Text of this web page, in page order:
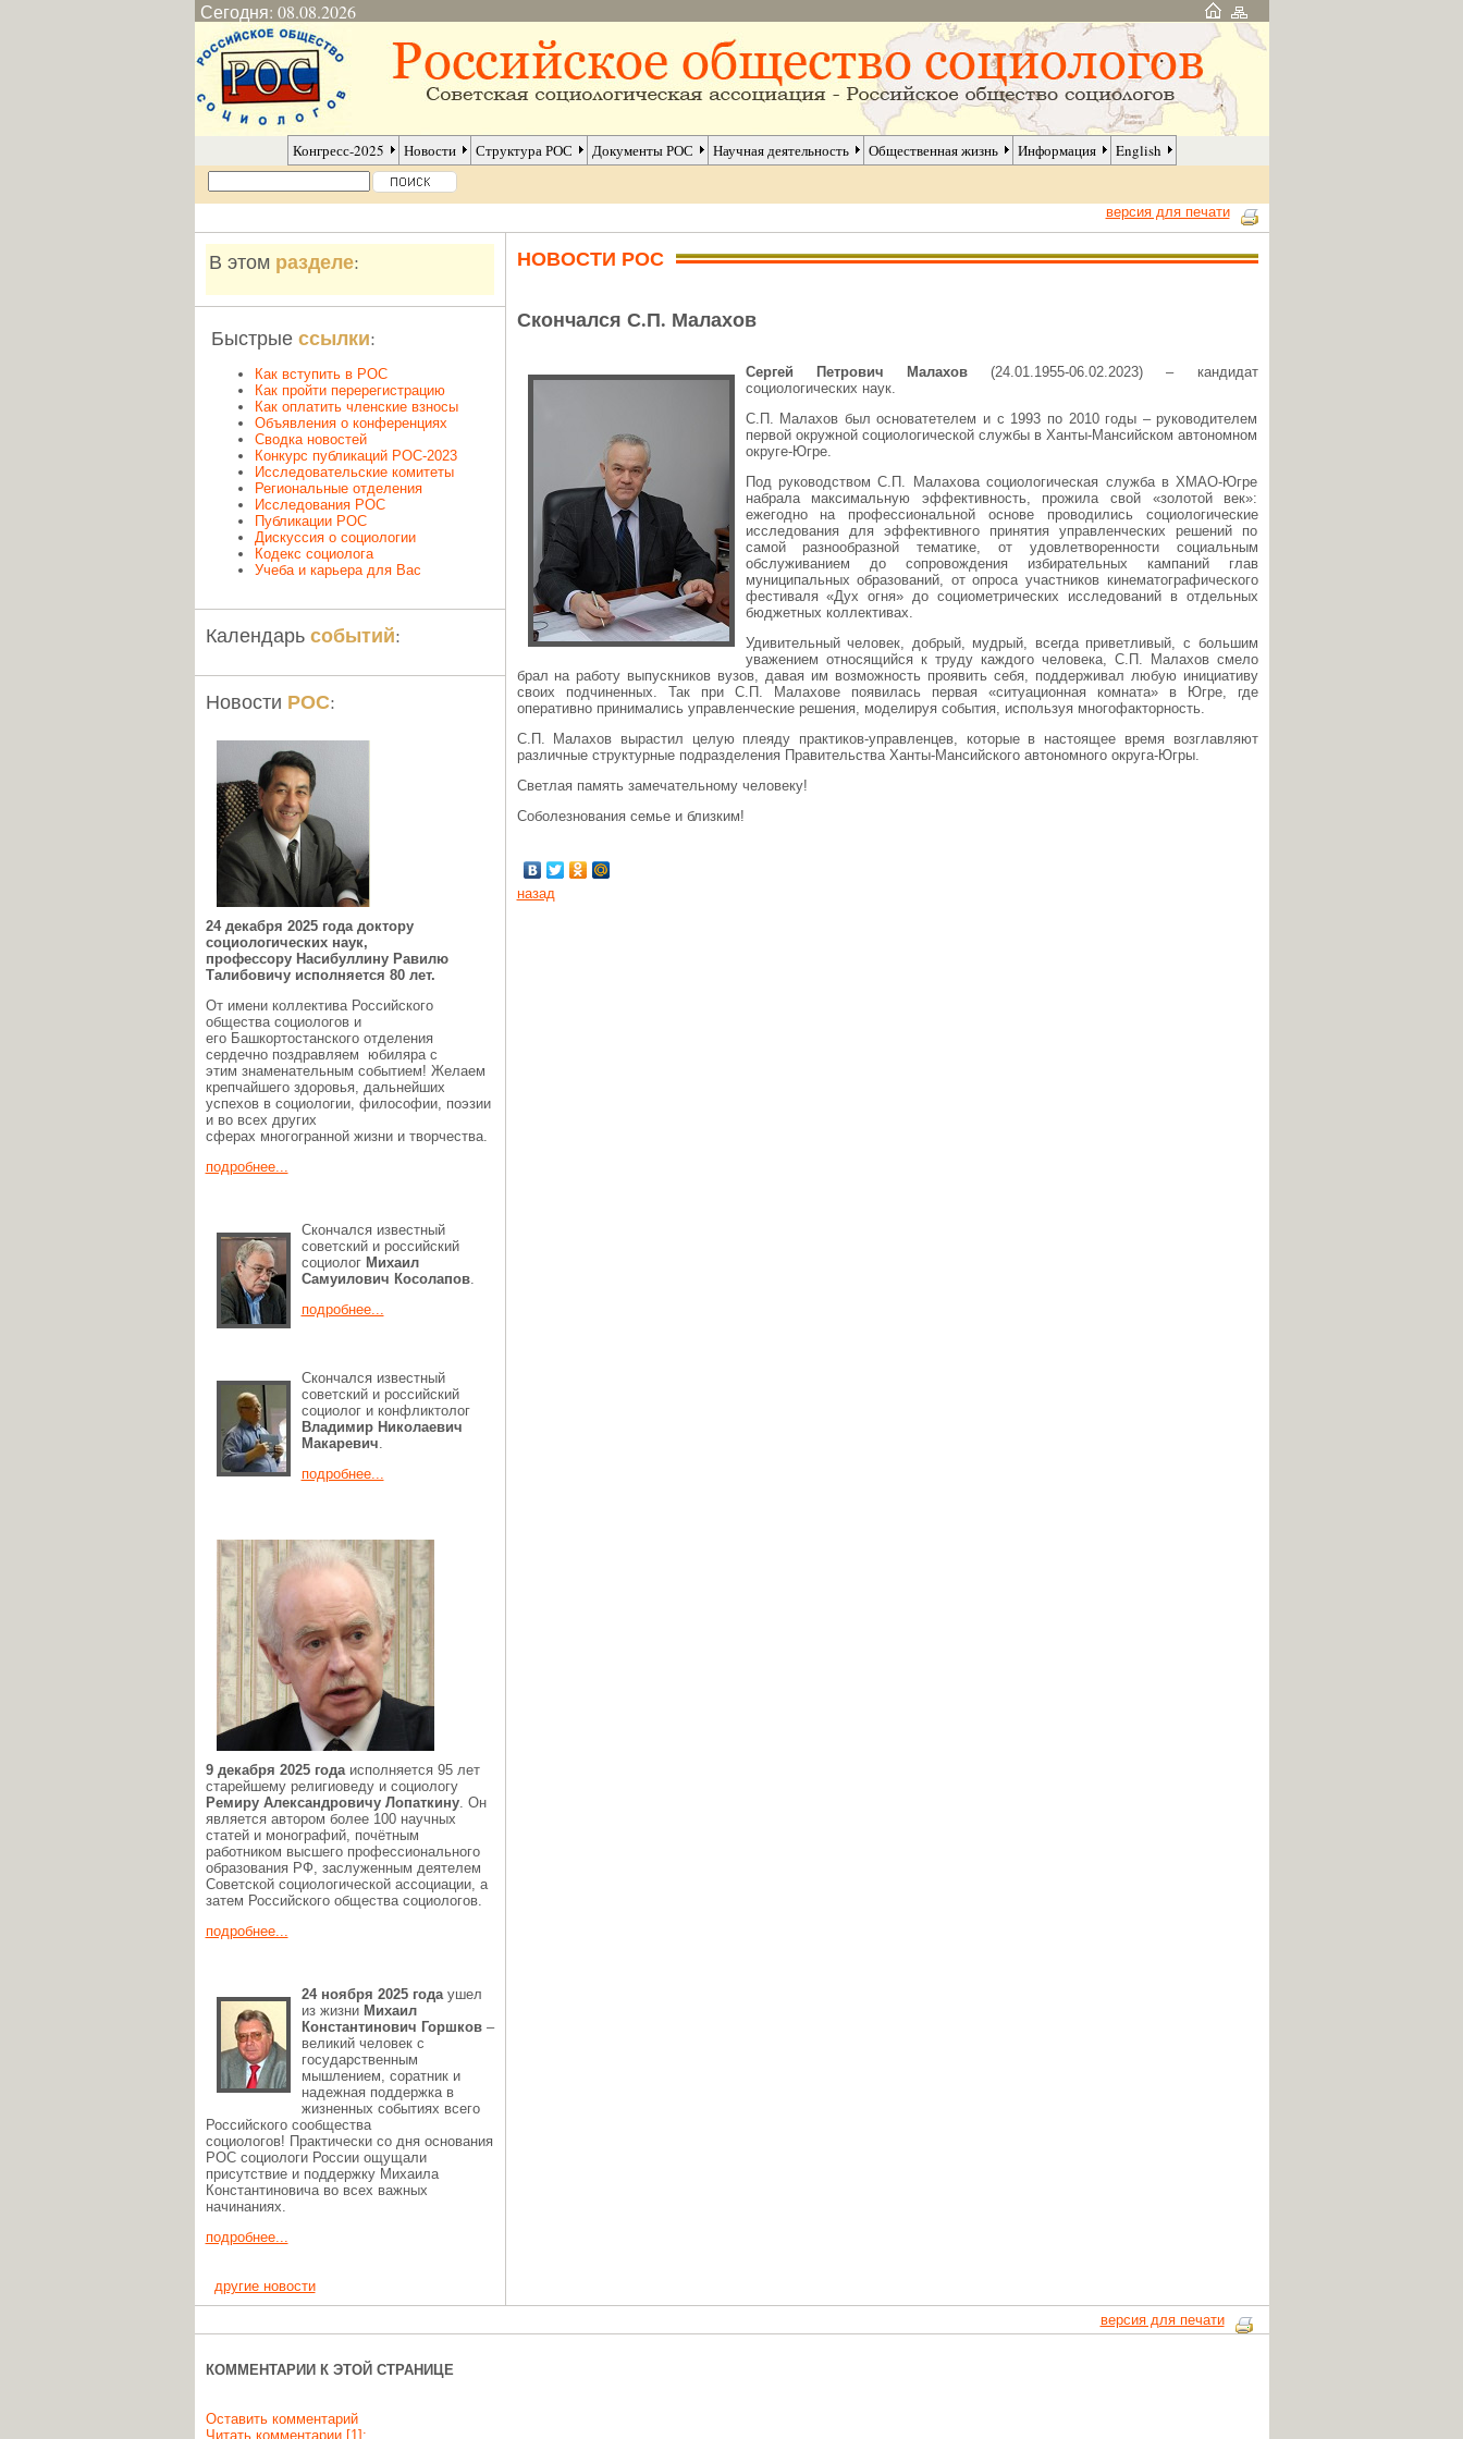
Сегодня: 08.08.2026
Конгресс-2025 Новости Структура РОС Документы РОС Научная деятельность Общественная жизнь Информация English
версия для печати
В этом разделе:
Быстрые ссылки:
Как вступить в РОС
Как пройти перерегистрацию
Как оплатить членские взносы
Объявления о конференциях
Сводка новостей
Конкурс публикаций РОС-2023
Исследовательские комитеты
Региональные отделения
Исследования РОС
Публикации РОС
Дискуссия о социологии
Кодекс социолога
Учеба и карьера для Вас
Календарь событий:
Новости РОС:
24 декабря 2025 года доктору
социологических наук,
профессору Насибуллину Равилю
Талибовичу исполняется 80 лет.
От имени коллектива Российского
общества социологов и
его Башкортостанского отделения
сердечно поздравляем юбиляра с
этим знаменательным событием! Желаем
крепчайшего здоровья, дальнейших
успехов в социологии, философии, поэзии
и во всех других
сферах многогранной жизни и творчества.
подробнее...
Скончался известный
советский и российский
социолог Михаил
Самуилович Косолапов.
подробнее...
Скончался известный
советский и российский
социолог и конфликтолог
Владимир Николаевич
Макаревич.
подробнее...
9 декабря 2025 года исполняется 95 лет
старейшему религиоведу и социологу
Ремиру Александровичу Лопаткину. Он
является автором более 100 научных
статей и монографий, почётным
работником высшего профессионального
образования РФ, заслуженным деятелем
Советской социологической ассоциации, а
затем Российского общества социологов.
подробнее...
24 ноября 2025 года ушел
из жизни Михаил
Константинович Горшков–
великий человек с
государственным
мышлением, соратник и
надежная поддержка в
жизненных событиях всего
Российского сообщества
социологов! Практически со дня основания
РОС социологи России ощущали
присутствие и поддержку Михаила
Константиновича во всех важных
начинаниях.
подробнее...
другие новости
НОВОСТИ РОС
Скончался С.П. Малахов
Сергей Петрович Малахов(24.01.1955-06.02.2023) – кандидат
социологических наук.
С.П. Малахов был основатетелем и с 1993 по 2010 годы – руководителем
первой окружной социологической службы в Ханты-Мансийском автономном
округе-Югре.
Под руководством С.П. Малахова социологическая служба в ХМАО-Югре
набрала максимальную эффективность, прожила свой «золотой век»:
ежегодно на профессиональной основе проводились социологические
исследования для эффективного принятия управленческих решений по
самой разнообразной тематике, от удовлетворенности социальным
обслуживанием до сопровождения избирательных кампаний глав
муниципальных образований, от опроса участников кинематографического
фестиваля «Дух огня» до социометрических исследований в отдельных
бюджетных коллективах.
Удивительный человек, добрый, мудрый, всегда приветливый, с большим
уважением относящийся к труду каждого человека, С.П. Малахов смело
брал на работу выпускников вузов, давая им возможность проявить себя, поддерживал любую инициативу
своих подчиненных. Так при С.П. Малахове появилась первая «ситуационная комната» в Югре, где
оперативно принимались управленческие решения, моделируя события, используя многофакторность.
С.П. Малахов вырастил целую плеяду практиков-управленцев, которые в настоящее время возглавляют
различные структурные подразделения Правительства Ханты-Мансийского автономного округа-Югры.
Светлая память замечательному человеку!
Соболезнования семье и близким!
назад
версия для печати
КОММЕНТАРИИ К ЭТОЙ СТРАНИЦЕ
Оставить комментарий
Читать комментарии [1]: